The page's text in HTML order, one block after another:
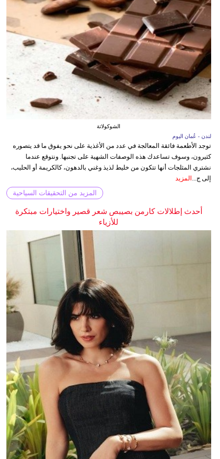
الشوكولاتة
لندن - عُمان اليوم
توجد الأطعمة فائقة المعالجة في عدد من الأغذية على نحو يفوق ما قد يتصوره
كثيرون، وسوف تساعدك هذه الوصفات الشهية على تجنبها. ونتوقع عندما
نشتري المثلجات أنها تتكون من خليط لذيذ وغني بالدهون، كالكريمة أو الحليب،
إلى ج... المزيد
المزيد من التحقيقات السياحية
أحدث إطلالات كارمن بصيبص شعر قصير واختيارات مبتكرة
للأزياء